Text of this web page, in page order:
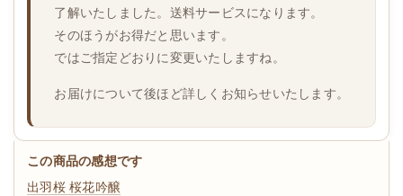
了解いたしました。送料サービスになります。
そのほうがお得だと思います。
ではご指定どおりに変更いたしますね。
お届けについて後ほど詳しくお知らせいたします。
この商品の感想です
出羽桜 桜花吟醸